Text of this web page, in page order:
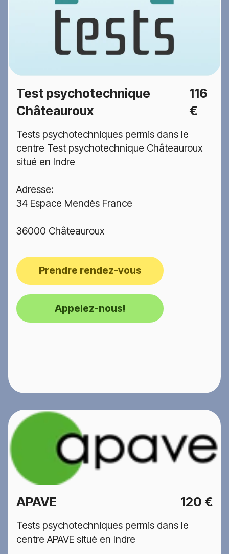
Test psychotechnique
Châteauroux
116
€
Tests psychotechniques permis dans le
centre Test psychotechnique Châteauroux
situé en Indre
Adresse:
34 Espace Mendès France
36000 Châteauroux
Prendre rendez-vous
Appelez-nous!
APAVE 120 €
Tests psychotechniques permis dans le
centre APAVE situé en Indre